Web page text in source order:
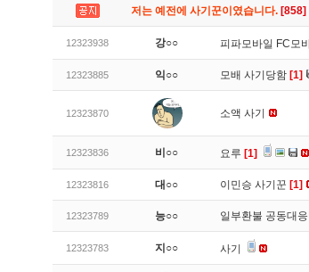
저는 예전에 사기꾼이였습니다. [858]
12323938 강○○ 피파모바일 FC모
12323885 익○○ 모배 사기당함 [1]
12323870 소액 사기
12323836 비○○ 요루 [1]
12323816 대○○ 이민승 사기꾼 [1]
12323789 능○○ 일부환불 공동대
12323783 지○○ 사기